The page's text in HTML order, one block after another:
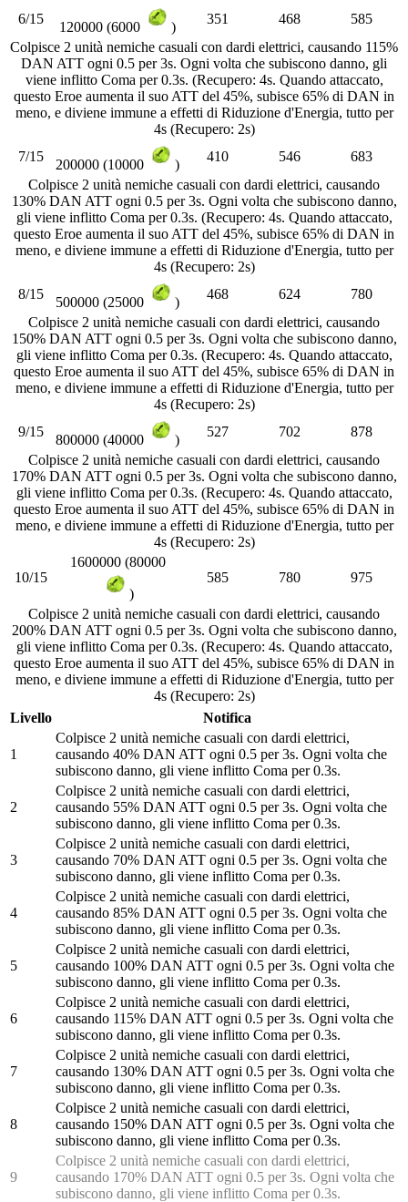
6/15
120000 (6000 )
351 468
585
Colpisce 2 unità nemiche casuali con dardi elettrici, causando 115%
DAN ATT ogni 0.5 per 3s. Ogni volta che subiscono danno, gli
viene inflitto Coma per 0.3s. (Recupero: 4s. Quando attaccato,
questo Eroe aumenta il suo ATT del 45%, subisce 65% di DAN in
meno, e diviene immune a effetti di Riduzione d'Energia, tutto per
4s (Recupero: 2s)
7/15
200000 (10000 )
410 546
683
Colpisce 2 unità nemiche casuali con dardi elettrici, causando
130% DAN ATT ogni 0.5 per 3s. Ogni volta che subiscono danno,
gli viene inflitto Coma per 0.3s. (Recupero: 4s. Quando attaccato,
questo Eroe aumenta il suo ATT del 45%, subisce 65% di DAN in
meno, e diviene immune a effetti di Riduzione d'Energia, tutto per
4s (Recupero: 2s)
8/15
500000 (25000 )
468 624
780
Colpisce 2 unità nemiche casuali con dardi elettrici, causando
150% DAN ATT ogni 0.5 per 3s. Ogni volta che subiscono danno,
gli viene inflitto Coma per 0.3s. (Recupero: 4s. Quando attaccato,
questo Eroe aumenta il suo ATT del 45%, subisce 65% di DAN in
meno, e diviene immune a effetti di Riduzione d'Energia, tutto per
4s (Recupero: 2s)
9/15
800000 (40000 )
527 702
878
Colpisce 2 unità nemiche casuali con dardi elettrici, causando
170% DAN ATT ogni 0.5 per 3s. Ogni volta che subiscono danno,
gli viene inflitto Coma per 0.3s. (Recupero: 4s. Quando attaccato,
questo Eroe aumenta il suo ATT del 45%, subisce 65% di DAN in
meno, e diviene immune a effetti di Riduzione d'Energia, tutto per
4s (Recupero: 2s)
10/15
1600000 (80000
)
585 780 975
Colpisce 2 unità nemiche casuali con dardi elettrici, causando
200% DAN ATT ogni 0.5 per 3s. Ogni volta che subiscono danno,
gli viene inflitto Coma per 0.3s. (Recupero: 4s. Quando attaccato,
questo Eroe aumenta il suo ATT del 45%, subisce 65% di DAN in
meno, e diviene immune a effetti di Riduzione d'Energia, tutto per
4s (Recupero: 2s)
Livello
Notifica
1
Colpisce 2 unità nemiche casuali con dardi elettrici,
causando 40% DAN ATT ogni 0.5 per 3s. Ogni volta che
subiscono danno, gli viene inflitto Coma per 0.3s.
2
Colpisce 2 unità nemiche casuali con dardi elettrici,
causando 55% DAN ATT ogni 0.5 per 3s. Ogni volta che
subiscono danno, gli viene inflitto Coma per 0.3s.
3
Colpisce 2 unità nemiche casuali con dardi elettrici,
causando 70% DAN ATT ogni 0.5 per 3s. Ogni volta che
subiscono danno, gli viene inflitto Coma per 0.3s.
4
Colpisce 2 unità nemiche casuali con dardi elettrici,
causando 85% DAN ATT ogni 0.5 per 3s. Ogni volta che
subiscono danno, gli viene inflitto Coma per 0.3s.
5
Colpisce 2 unità nemiche casuali con dardi elettrici,
causando 100% DAN ATT ogni 0.5 per 3s. Ogni volta che
subiscono danno, gli viene inflitto Coma per 0.3s.
6
Colpisce 2 unità nemiche casuali con dardi elettrici,
causando 115% DAN ATT ogni 0.5 per 3s. Ogni volta che
subiscono danno, gli viene inflitto Coma per 0.3s.
7
Colpisce 2 unità nemiche casuali con dardi elettrici,
causando 130% DAN ATT ogni 0.5 per 3s. Ogni volta che
subiscono danno, gli viene inflitto Coma per 0.3s.
8
Colpisce 2 unità nemiche casuali con dardi elettrici,
causando 150% DAN ATT ogni 0.5 per 3s. Ogni volta che
subiscono danno, gli viene inflitto Coma per 0.3s.
9
Colpisce 2 unità nemiche casuali con dardi elettrici,
causando 170% DAN ATT ogni 0.5 per 3s. Ogni volta che
subiscono danno, gli viene inflitto Coma per 0.3s.